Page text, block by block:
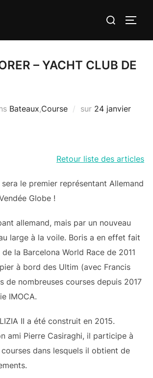
Rechercher :
– YACHT CLUB DE
Bateaux,Course sur Publié
24 janvier
Retour liste des articles
le premier représentant Allemand
Globe !
allemand, mais par un nouveau
large à la voile. Boris a en effet fait
la Barcelona World Race de 2011
à bord des Ultim (avec Francis
de nombreuses courses depuis 2017
IMOCA.
II a été construit en 2015.
ami Pierre Casiraghi, il participe à
dans lesquels il obtient de